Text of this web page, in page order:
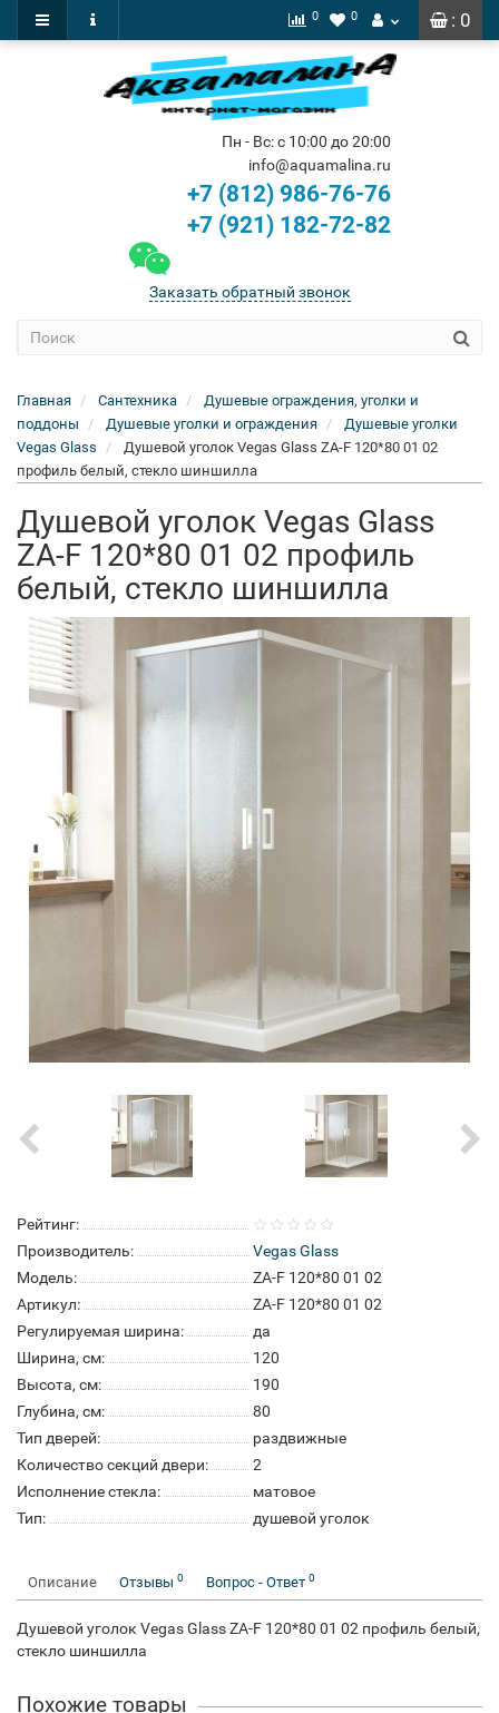
: 0
0 0
Пн - Вс: с 10:00 до 20:00
info@aquamalina.ru
+7 (812) 986-76-76
+7 (921) 182-72-82
Заказать обратный звонок
Главная Сантехника
Душевые ограждения, уголки и
поддоны
Душевые уголки и ограждения
Душевые уголки
Vegas Glass
Душевой уголок Vegas Glass ZA-F 120*80 01 02
профиль белый, стекло шиншилла
Душевой уголок Vegas Glass
ZA-F 120*80 01 02 профиль
белый, стекло шиншилла
Рейтинг:
Производитель:
Vegas Glass
Модель:
ZA-F 120*80 01 02
Артикул:
ZA-F 120*80 01 02
Регулируемая ширина:
да
Ширина, см:
120
Высота, см:
190
Глубина, см:
80
Тип дверей:
раздвижные
Количество секций двери:
2
Исполнение стекла:
матовое
Тип:
душевой уголок
Описание Отзывы 0 Вопрос - Ответ 0
Душевой уголок Vegas Glass ZA-F 120*80 01 02 профиль белый,
стекло шиншилла
Похожие товары